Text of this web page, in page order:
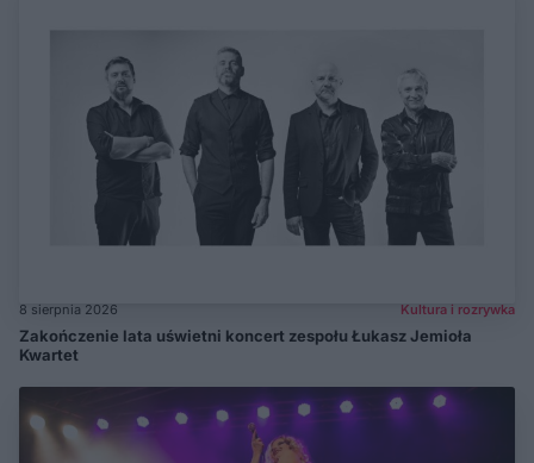
8 sierpnia 2026 Kultura i rozrywka
Zakończenie lata uświetni koncert zespołu Łukasz Jemioła
Kwartet